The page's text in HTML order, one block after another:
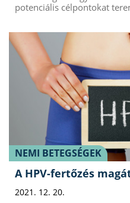
potenciális célpontokat
NEMI BETEGSÉGEK
A HPV-fertőzés
2021. 12. 20.